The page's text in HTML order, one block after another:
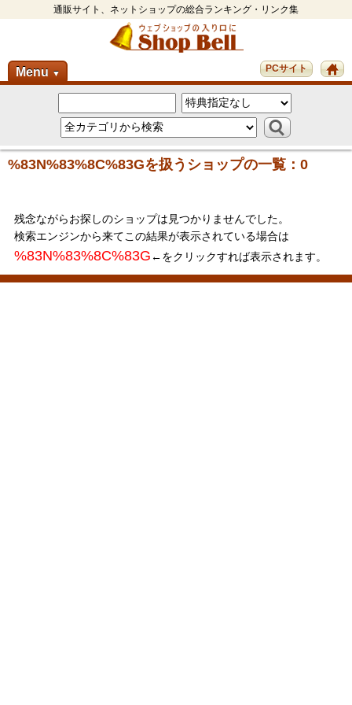
通販サイト、ネットショップの総合ランキング・リンク集
Menu ▼ PCサイト
%83N%83%8C%83Gを扱うショップの一覧：0
残念ながらお探しのショップは見つかりませんでした。
検索エンジンから来てこの結果が表示されている場合は
%83N%83%8C%83G ←をクリックすれば表示されます。